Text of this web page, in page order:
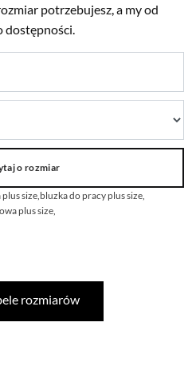
potrzebujesz, a my od
dostępności.
o rozmiar
plus size bluzka do pracy plus size
plus size
rozmiarów